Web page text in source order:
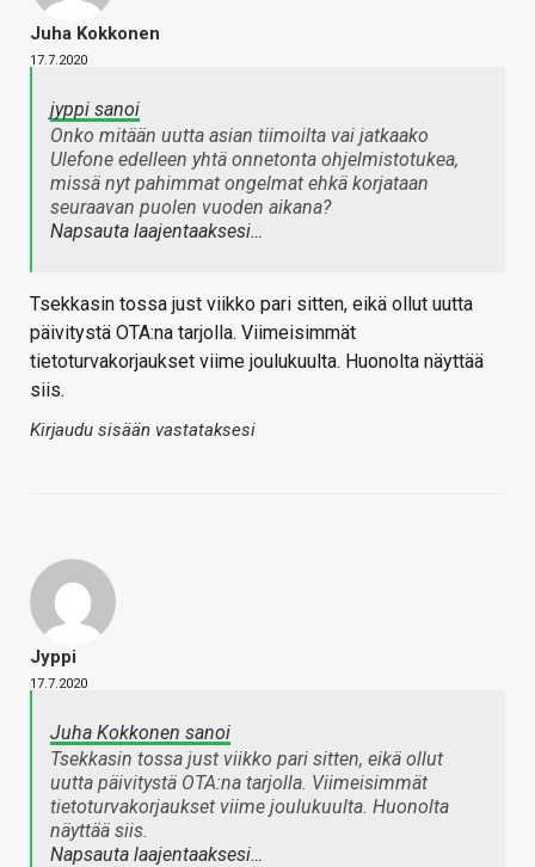
Juha Kokkonen
17.7.2020
jyppi sanoi
Onko mitään uutta asian tiimoilta vai jatkaako
Ulefone edelleen yhtä onnetonta ohjelmistotukea,
missä nyt pahimmat ongelmat ehkä korjataan
seuraavan puolen vuoden aikana?
Napsauta laajentaaksesi…
Tsekkasin tossa just viikko pari sitten, eikä ollut uutta
päivitystä OTA:na tarjolla. Viimeisimmät
tietoturvakorjaukset viime joulukuulta. Huonolta näyttää
siis.
Kirjaudu sisään vastataksesi
Jyppi
17.7.2020
Juha Kokkonen sanoi
Tsekkasin tossa just viikko pari sitten, eikä ollut
uutta päivitystä OTA:na tarjolla. Viimeisimmät
tietoturvakorjaukset viime joulukuulta. Huonolta
näyttää siis.
Napsauta laajentaaksesi…